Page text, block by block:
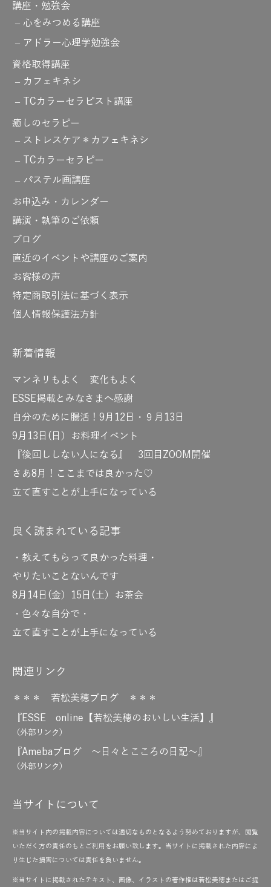
講座・勉強会
心をみつめる講座
アドラー心理学勉強会
資格取得講座
カフェキネシ
TCカラーセラピスト講座
癒しのセラピー
ストレスケア＊カフェキネシ
TCカラーセラピー
パステル画講座
お申込み・カレンダー
講演・執筆のご依頼
ブログ
直近のイベントや講座のご案内
お客様の声
特定商取引法に基づく表示
個人情報保護法方針
新着情報
マンネリもよく 変化もよく
ESSE掲載とみなさまへ感謝
自分のために腸活！9月12日・９月13日
9月13日(日）お料理イベント
『後回ししない人になる』 3回目ZOOM開催
さあ8月！ここまでは良かった♡
立て直すことが上手になっている
良く読まれている記事
・教えてもらって良かった料理・
やりたいことないんです
8月14日(金）15日(土）お茶会
・色々な自分で・
立て直すことが上手になっている
関連リンク
＊＊＊ 若松美穂ブログ ＊＊＊
『ESSE online【若松美穂のおいしい生活】』
（外部リンク）
『Amebaブログ ～日々とこころの日記～』
（外部リンク）
当サイトについて
※当サイト内の掲載内容については適切なものとなるよう努めておりますが、閲覧
いただく方の責任のもとご利用をお願い致します。当サイトに掲載された内容によ
り生じた損害については責任を負いません。
※当サイトに掲載されたテキスト、画像、イラストの著作権は若松美穂またはご提